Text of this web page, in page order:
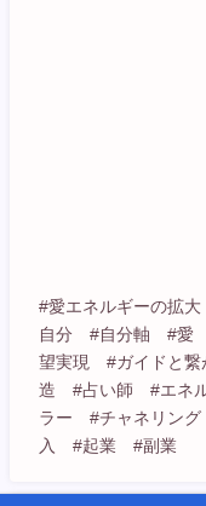
#愛エネルギーの拡
自分 #自分軸 #愛
望実現 #ガイドと
造 #占い師 #エネ
ラー #チャネリン
入 #起業 #副業